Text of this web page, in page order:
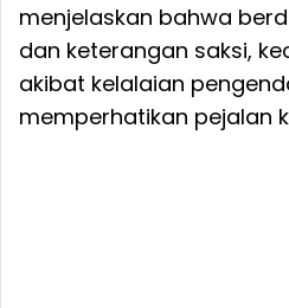
menjelaskan bahwa
dan keterangan saksi,
akibat kelalaian
memperhatikan pejalan